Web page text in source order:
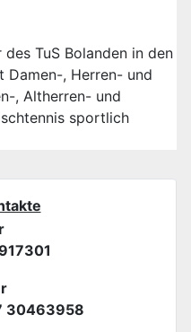
TuS Bolanden in den
, Herren- und
, Altherren- und
sportlich
30463958